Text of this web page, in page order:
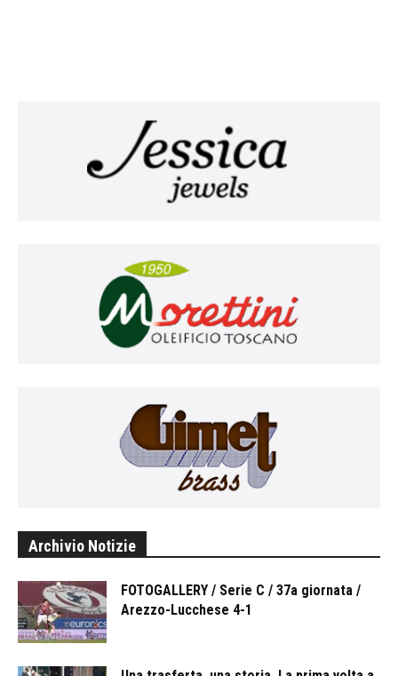
Archivio Notizie
FOTOGALLERY / Serie C / 37a giornata /
Arezzo-Lucchese 4-1